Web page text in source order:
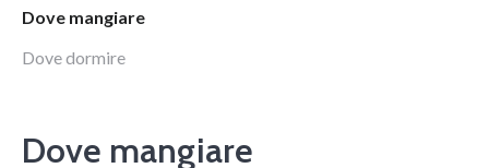
Dove mangiare
Dove dormire
Dove mangiare